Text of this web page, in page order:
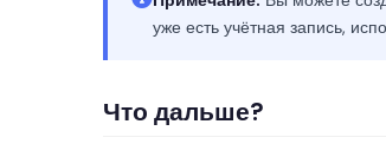
уже есть учётная запись,
Что дальше?